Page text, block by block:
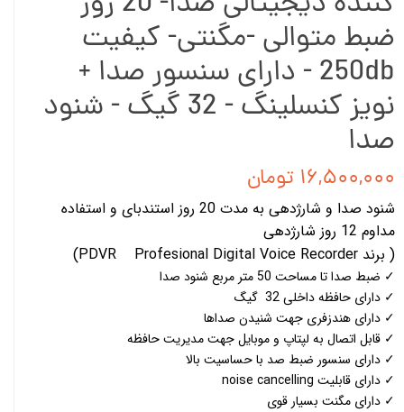
ضبط متوالی -مگنتی- کیفیت
250db - دارای سنسور صدا +
نویز کنسلینگ - 32 گیگ - شنود
صدا
۱۶,۵۰۰,۰۰۰ تومان
شنود صدا و شارژدهی به مدت 20 روز استندبای و استفاده
مداوم 12 روز شارژدهی
( برند PDVR Profesional Digital Voice Recorder)
✓ ضبط صدا تا مساحت 50 متر مربع شنود صدا
✓ دارای حافظه داخلی 32 گیگ
✓ دارای هندزفری جهت شنیدن صداها
✓ قابل اتصال به لپتاپ و موبایل جهت مدیریت حافظه
✓ دارای سنسور ضبط صد با حساسیت بالا
✓ دارای قابلیت noise cancelling
✓ دارای مگنت بسیار قوی